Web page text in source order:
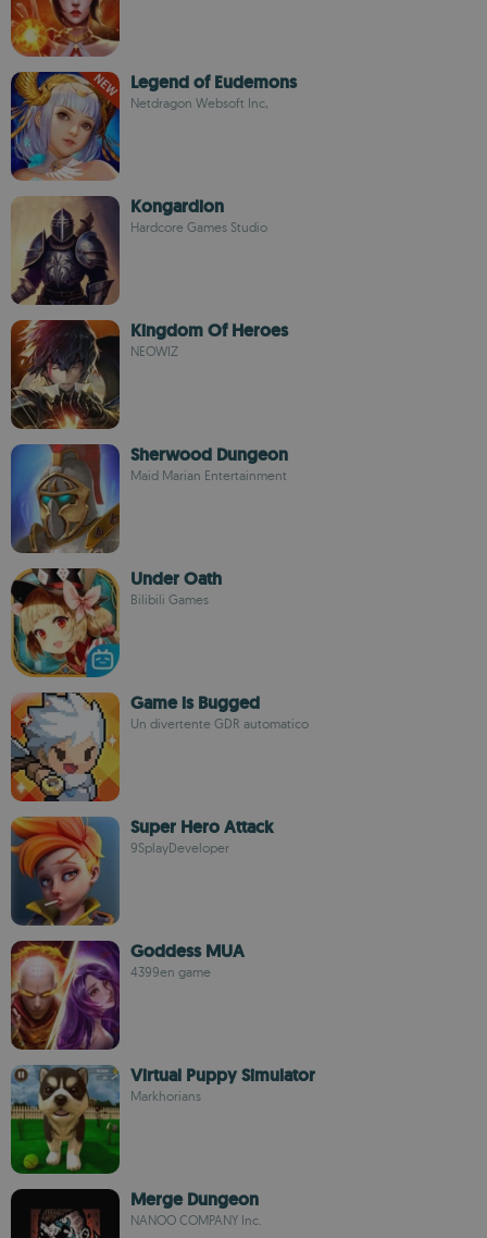
Legend of Eudemons
Netdragon Websoft Inc,
Kongardion
Hardcore Games Studio
Kingdom Of Heroes
NEOWIZ
Sherwood Dungeon
Maid Marian Entertainment
Under Oath
Bilibili Games
Game is Bugged
Un divertente GDR automatico
Super Hero Attack
9SplayDeveloper
Goddess MUA
4399en game
Virtual Puppy Simulator
Markhorians
Merge Dungeon
NANOO COMPANY Inc.